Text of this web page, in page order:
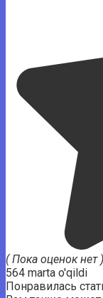
( Пока оценок нет )
564 marta o'qildi
Понравилась